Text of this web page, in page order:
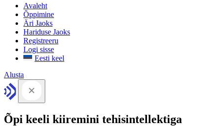
Avaleht
Õppimine
Äri Jaoks
Hariduse Jaoks
Registreeru
Logi sisse
Eesti keel
Alusta
Õpi keeli kiiremini tehisintellektiga